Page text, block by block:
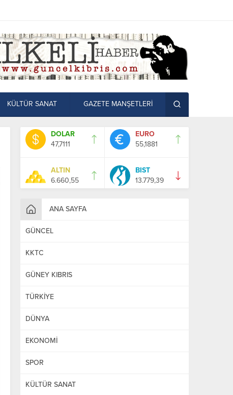
KÜLTÜR SANAT GAZETE MANŞETLERİ
DOLAR
47,7111
EURO
55,1881
ALTIN
6.660,55
BIST
13.779,39
ANA SAYFA
GÜNCEL
KKTC
GÜNEY KIBRIS
TÜRKİYE
DÜNYA
EKONOMİ
SPOR
KÜLTÜR SANAT